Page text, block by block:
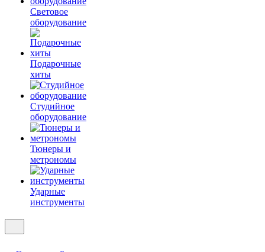
Световое
оборудование
Подарочные
хиты
Студийное
оборудование
Тюнеры и
метрономы
Ударные
инструменты